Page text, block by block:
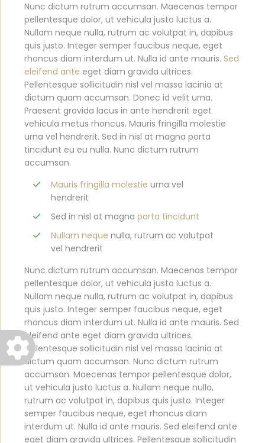
Nunc dictum rutrum accumsan. Maecenas tempor
pellentesque dolor, ut vehicula justo luctus a.
Nullam neque nulla, rutrum ac volutpat in, dapibus
quis justo. Integer semper faucibus neque, eget
rhoncus diam interdum ut. Nulla id ante mauris. Sed
eleifend ante eget diam gravida ultrices.
Pellentesque sollicitudin nisl vel massa lacinia at
dictum quam accumsan. Donec id velit urna.
Praesent gravida lacus in ante hendrerit eget
vehicula metus rhoncus. Mauris fringilla molestie
urna vel hendrerit. Sed in nisl at magna porta
tincidunt eu eu nulla. Nunc dictum rutrum
accumsan.
Mauris fringilla molestie urna vel
hendrerit
Sed in nisl at magna porta tincidunt
Nullam neque nulla, rutrum ac volutpat
vel hendrerit
Nunc dictum rutrum accumsan. Maecenas tempor
pellentesque dolor, ut vehicula justo luctus a.
Nullam neque nulla, rutrum ac volutpat in, dapibus
quis justo. Integer semper faucibus neque, eget
rhoncus diam interdum ut. Nulla id ante mauris. Sed
eleifend ante eget diam gravida ultrices.
Pellentesque sollicitudin nisl vel massa lacinia at
dictum quam accumsan. Nunc dictum rutrum
accumsan. Maecenas tempor pellentesque dolor,
ut vehicula justo luctus a. Nullam neque nulla,
rutrum ac volutpat in, dapibus quis justo. Integer
semper faucibus neque, eget rhoncus diam
interdum ut. Nulla id ante mauris. Sed eleifend ante
eget diam gravida ultrices. Pellentesque sollicitudin